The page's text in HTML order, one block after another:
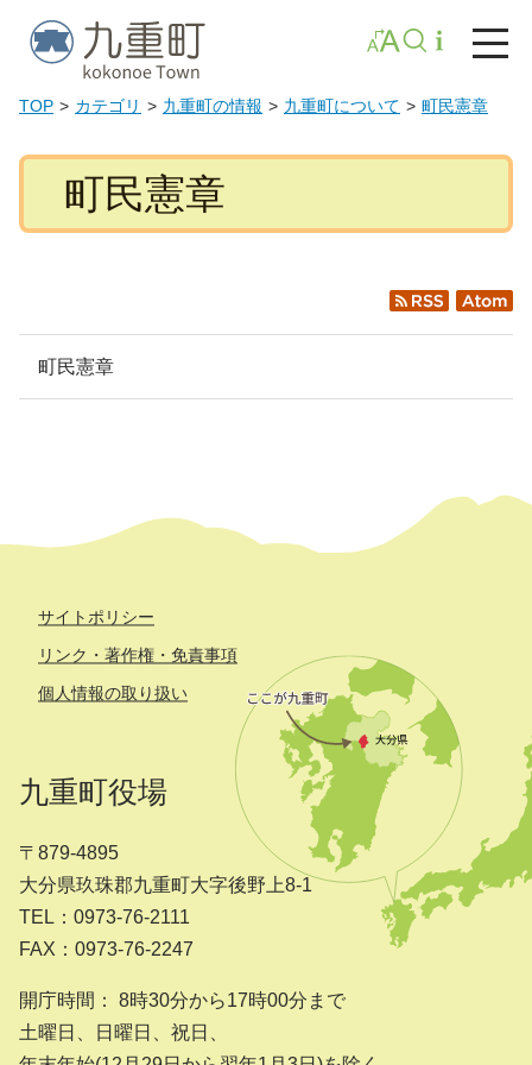
TOP カテゴリ 九重町の情報 九重町について 町民憲章
町民憲章
町民憲章
サイトポリシー
リンク・著作権・免責事項
個人情報の取り扱い
九重町役場
〒879-4895
大分県玖珠郡九重町大字後野上8-1
TEL：0973-76-2111
FAX：0973-76-2247
開庁時間： 8時30分から17時00分まで
土曜日、日曜日、祝日、